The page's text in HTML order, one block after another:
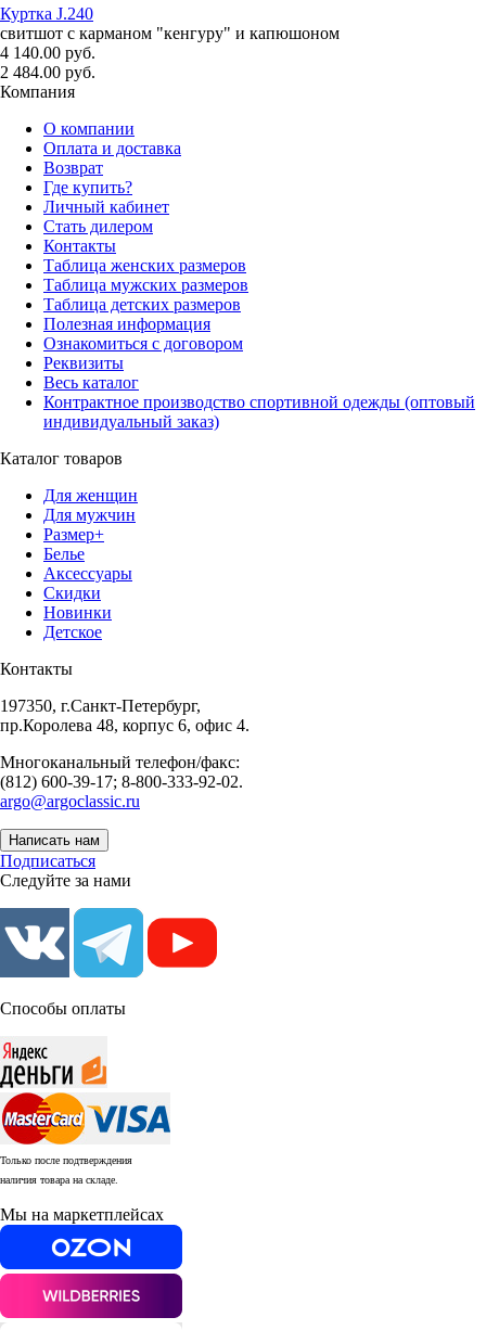
Куртка J.240
свитшот с карманом "кенгуру" и капюшоном
4 140.00 руб.
2 484.00 руб.
Компания
О компании
Оплата и доставка
Возврат
Где купить?
Личный кабинет
Стать дилером
Контакты
Таблица женских размеров
Таблица мужских размеров
Таблица детских размеров
Полезная информация
Ознакомиться с договором
Реквизиты
Весь каталог
Контрактное производство спортивной одежды (оптовый
индивидуальный заказ)
Каталог товаров
Для женщин
Для мужчин
Размер+
Белье
Аксессуары
Скидки
Новинки
Детское
Контакты
197350, г.Санкт-Петербург,
пр.Королева 48, корпус 6, офис 4.
Многоканальный телефон/факс:
(812) 600-39-17; 8-800-333-92-02.
argo@argoclassic.ru
Написать нам
Подписаться
Следуйте за нами
Способы оплаты
Только после подтверждения
наличия товара на складе.
Мы на маркетплейсах